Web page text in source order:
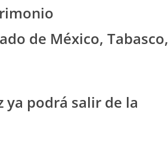
de México, Tabasco,
ya podrá salir de la